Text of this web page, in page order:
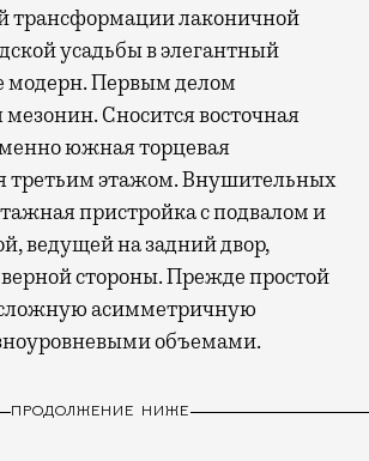
трансформации лаконичной
усадьбы в элегантный
модерн. Первым делом
Сносится восточная
южная торцевая
третьим этажом. Внушительных
пристройка с подвалом и
ведущей на задний двор,
стороны. Прежде простой
асимметричную
объемами.
ПРОДОЛЖЕНИЕ НИЖЕ